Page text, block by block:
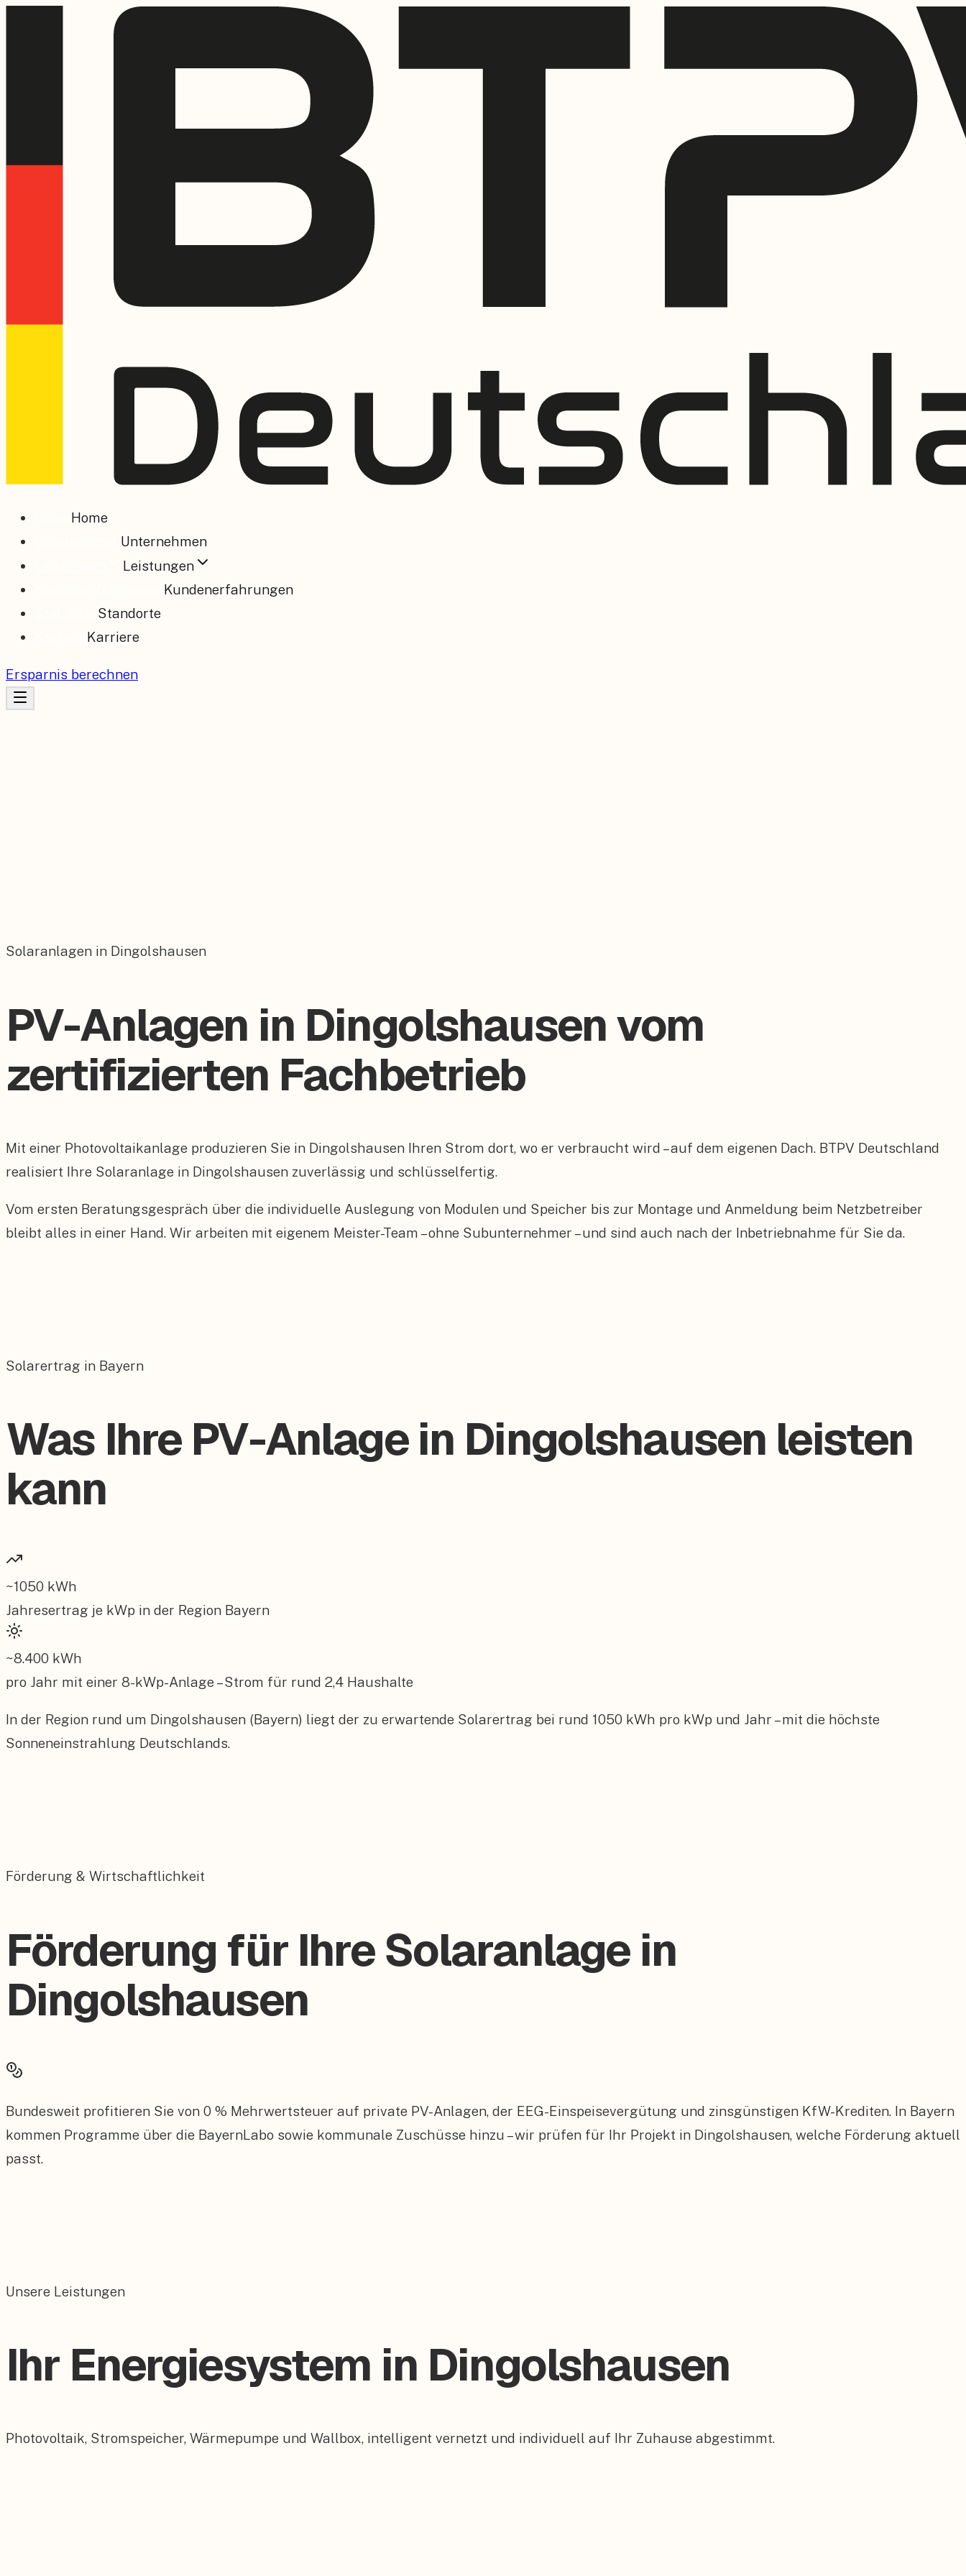
Home
Unternehmen
Leistungen
Kundenerfahrungen
Standorte
Karriere
Ersparnis berechnen
Solaranlagen in Dingolshausen
PV-Anlagen in Dingolshausen vom
zertifizierten Fachbetrieb
Mit einer Photovoltaikanlage produzieren Sie in Dingolshausen Ihren Strom dort, wo er verbraucht wird – auf dem eigenen Dach. BTPV Deutschland
realisiert Ihre Solaranlage in Dingolshausen zuverlässig und schlüsselfertig.
Vom ersten Beratungsgespräch über die individuelle Auslegung von Modulen und Speicher bis zur Montage und Anmeldung beim Netzbetreiber
bleibt alles in einer Hand. Wir arbeiten mit eigenem Meister-Team – ohne Subunternehmer – und sind auch nach der Inbetriebnahme für Sie da.
Solarertrag in Bayern
Was Ihre PV-Anlage in Dingolshausen leisten
kann
~1050 kWh
Jahresertrag je kWp in der Region Bayern
~8.400 kWh
pro Jahr mit einer 8-kWp-Anlage – Strom für rund 2,4 Haushalte
In der Region rund um Dingolshausen (Bayern) liegt der zu erwartende Solarertrag bei rund 1050 kWh pro kWp und Jahr – mit die höchste
Sonneneinstrahlung Deutschlands.
Förderung & Wirtschaftlichkeit
Förderung für Ihre Solaranlage in
Dingolshausen
Bundesweit profitieren Sie von 0 % Mehrwertsteuer auf private PV-Anlagen, der EEG-Einspeisevergütung und zinsgünstigen KfW-Krediten. In Bayern
kommen Programme über die BayernLabo sowie kommunale Zuschüsse hinzu – wir prüfen für Ihr Projekt in Dingolshausen, welche Förderung aktuell
passt.
Unsere Leistungen
Ihr Energiesystem in Dingolshausen
Photovoltaik, Stromspeicher, Wärmepumpe und Wallbox, intelligent vernetzt und individuell auf Ihr Zuhause abgestimmt.